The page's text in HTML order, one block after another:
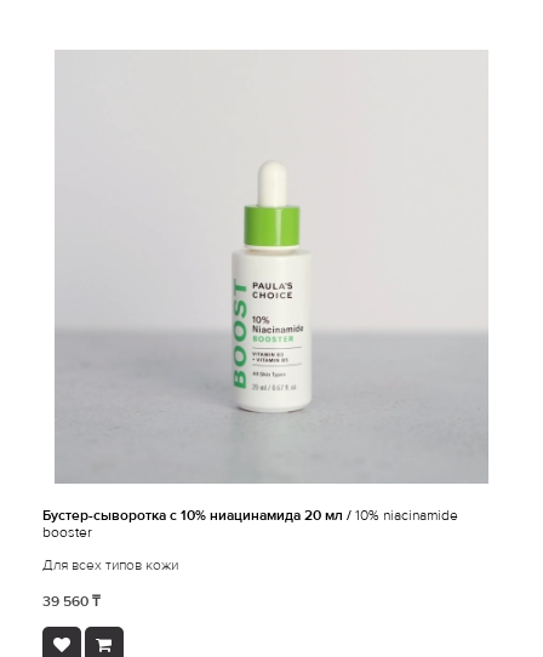
Бустер-сыворотка с 10% ниацинамида 20 мл / 10% niacinamide
booster
Для всех типов кожи
39 560 ₸